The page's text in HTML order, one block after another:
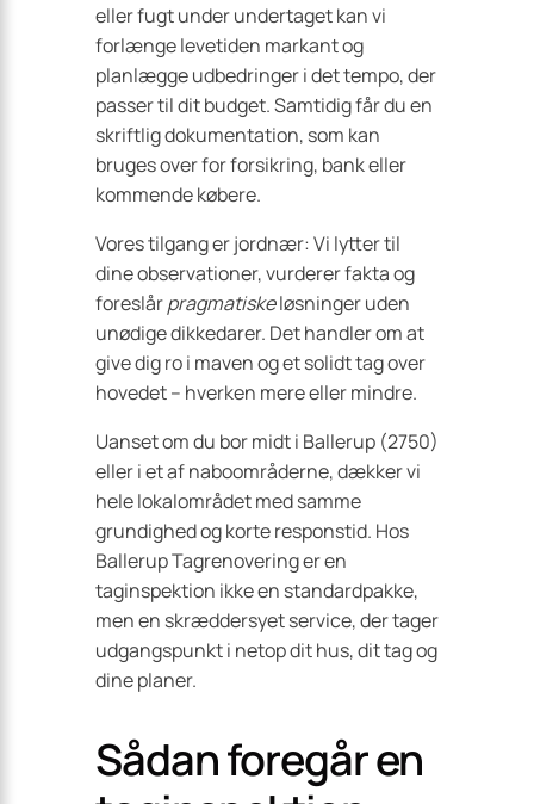
eller fugt under undertaget kan vi
forlænge levetiden markant og
planlægge udbedringer i det tempo, der
passer til dit budget. Samtidig får du en
skriftlig dokumentation, som kan
bruges over for forsikring, bank eller
kommende købere.
Vores tilgang er jordnær: Vi lytter til
dine observationer, vurderer fakta og
foreslårpragmatiskeløsninger uden
unødige dikkedarer. Det handler om at
give dig ro i maven og et solidt tag over
hovedet – hverken mere eller mindre.
Uanset om du bor midt i Ballerup (2750)
eller i et af naboområderne, dækker vi
hele lokalområdet med samme
grundighed og korte responstid. Hos
Ballerup Tagrenovering er en
taginspektion ikke en standardpakke,
men en skræddersyet service, der tager
udgangspunkt i netop dit hus, dit tag og
dine planer.
Sådan foregår en